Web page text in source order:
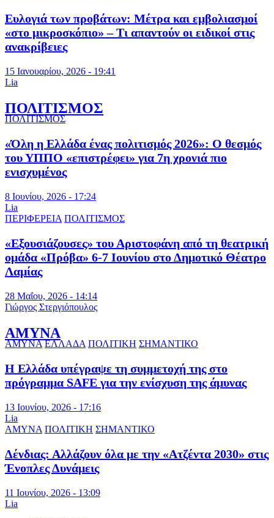
Ευλογιά των προβάτων: Μέτρα και εμβολιασμοί
«στο μικροσκόπιο» – Τι απαντούν οι ειδικοί στις
ανακρίβειες
15 Ιανουαρίου, 2026 - 19:41
Lia
ΠΟΛΙΤΙΣΜΟΣ
ΠΟΛΙΤΙΣΜΟΣ
«Όλη η Ελλάδα ένας πολιτισμός 2026»: Ο θεσμός
του ΥΠΠΟ «επιστρέφει» για 7η χρονιά πιο
ενισχυμένος
8 Ιουνίου, 2026 - 17:24
Lia
ΠΕΡΙΦΕΡΕΙΑ ΠΟΛΙΤΙΣΜΟΣ
«Εξουσιάζουσες» του Αριστοφάνη από τη θεατρική
ομάδα «Πρόβα» 6-7 Ιουνίου στο Δημοτικό Θέατρο
Λαμίας
28 Μαΐου, 2026 - 14:14
Γιώργος Στεργιόπουλος
ΑΜΥΝΑ
ΑΜΥΝΑ ΕΛΛΑΔΑ ΠΟΛΙΤΙΚΗ ΣΗΜΑΝΤΙΚΟ
Η Ελλάδα υπέγραψε τη συμμετοχή της στο
πρόγραμμα SAFE για την ενίσχυση της άμυνας
13 Ιουνίου, 2026 - 17:16
Lia
ΑΜΥΝΑ ΠΟΛΙΤΙΚΗ ΣΗΜΑΝΤΙΚΟ
Δένδιας: Αλλάζουν όλα με την «Ατζέντα 2030» στις
Ένοπλες Δυνάμεις
11 Ιουνίου, 2026 - 13:09
Lia